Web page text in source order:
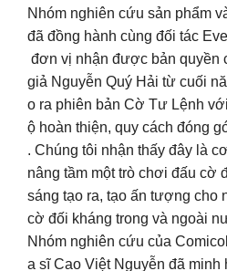
Nhóm nghiên cứu sản phẩm
đã đồng hành cùng đối tác
đơn vị nhận được bản quyền
giả Nguyễn Quý Hải từ cuối
o ra phiên bản Cờ Tư Lệnh
ộ hoàn thiện, quy cách đóng
. Chúng tôi nhận thấy đây là
nâng tầm một trò chơi đấu cờ
sáng tạo ra, tạo ấn tượng cho
cờ đối kháng trong và ngoài
Nhóm nghiên cứu của
a sĩ Cao Việt Nguyễn đã